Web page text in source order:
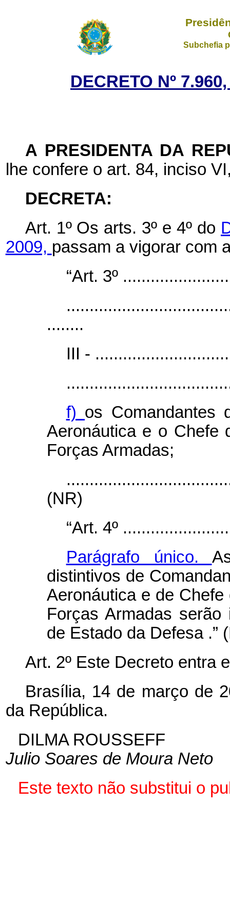
Subchefia
DECRETO Nº
A PRESIDENTA DA
lhe confere o art. 84, inciso
DECRETA:
Art. 1º Os arts. 3º e 4º do
2009, passam a vigorar com
“Art. 3º
........
III -
f) os Comandantes
Aeronáutica e o Chefe
Forças Armadas;
(NR)
“Art. 4º
Parágrafo único.
distintivos de
Aeronáutica e de
Forças Armadas
de Estado da Defesa .”
Art. 2º Este Decreto entra
Brasília, 14 de março de
da República.
DILMA ROUSSEFF
Julio Soares de Moura Neto
Este texto não substitui o